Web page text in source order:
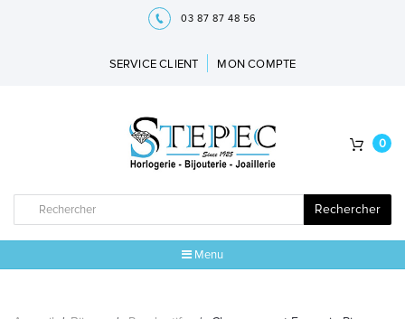
03 87 87 48 56
SERVICE CLIENT MON COMPTE
Rechercher
0
Menu